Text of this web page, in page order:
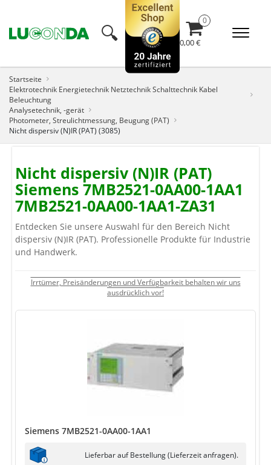
🔍︎ 0,00 €
Startseite
Elektrotechnik Energietechnik Netztechnik Schalttechnik Kabel
Beleuchtung
Analysetechnik, -gerät
Photometer, Streulichtmessung, Beugung (PAT)
Nicht dispersiv (N)IR (PAT) (3085)
Nicht dispersiv (N)IR (PAT)
Siemens 7MB2521-0AA00-1AA1
7MB2521-0AA00-1AA1-ZA31
Entdecken Sie unsere Auswahl für den Bereich Nicht
dispersiv (N)IR (PAT). Professionelle Produkte für Industrie
und Handwerk.
Irrtümer, Preisänderungen und Verfügbarkeit behalten wir uns
ausdrücklich vor!
Siemens 7MB2521-0AA00-1AA1
Lieferbar auf Bestellung (Lieferzeit anfragen).